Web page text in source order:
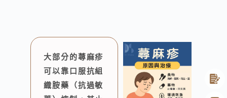
大部分的蕁麻疹
可以靠口服抗組
織胺藥（抗過敏